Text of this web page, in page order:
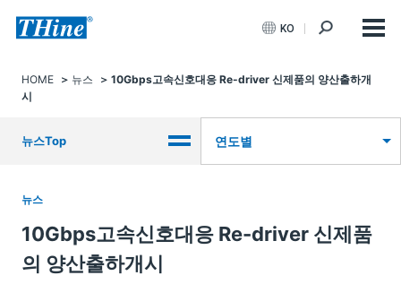
KO
HOME 뉴스
10Gbps고속신호대응 Re-driver 신제품의 양산출하개
시
뉴스Top 연도별
뉴스
10Gbps고속신호대응 Re-driver 신제품
의 양산출하개시